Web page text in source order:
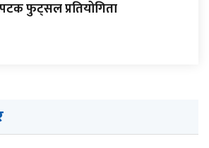
फुट्सल प्रतियोगिता